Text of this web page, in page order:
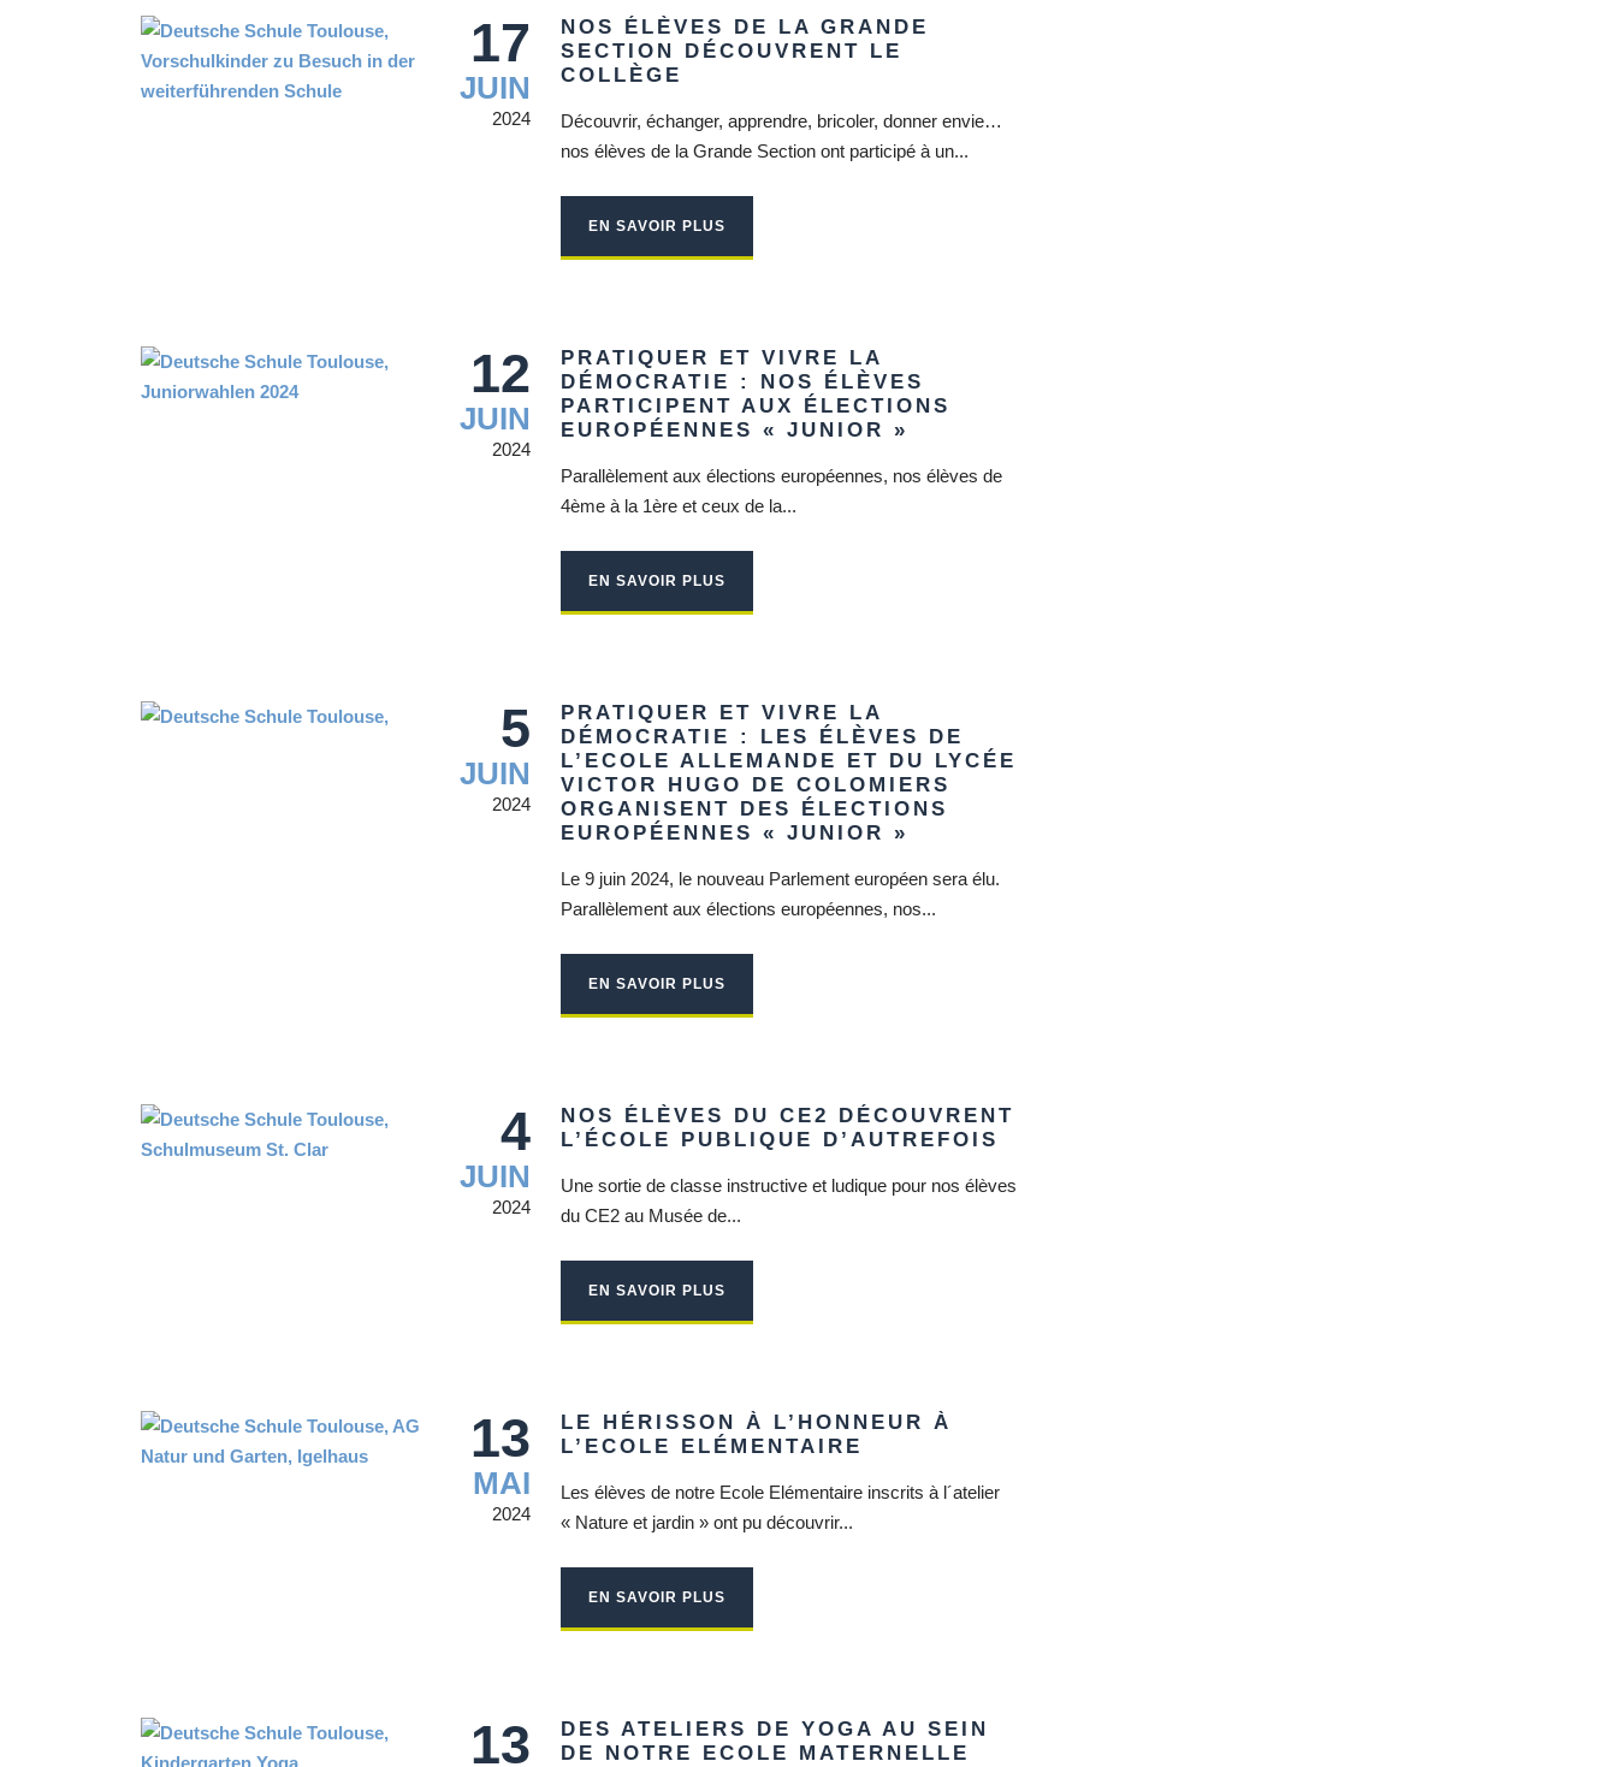
17
JUIN
2024
NOS ÉLÈVES DE LA GRANDE
SECTION DÉCOUVRENT LE
COLLÈGE
Découvrir, échanger, apprendre, bricoler, donner envie…
nos élèves de la Grande Section ont participé à un...
EN SAVOIR PLUS
12
JUIN
2024
PRATIQUER ET VIVRE LA
DÉMOCRATIE : NOS ÉLÈVES
PARTICIPENT AUX ÉLECTIONS
EUROPÉENNES « JUNIOR »
Parallèlement aux élections européennes, nos élèves de
4ème à la 1ère et ceux de la...
EN SAVOIR PLUS
5
JUIN
2024
PRATIQUER ET VIVRE LA
DÉMOCRATIE : LES ÉLÈVES DE
L’ECOLE ALLEMANDE ET DU LYCÉE
VICTOR HUGO DE COLOMIERS
ORGANISENT DES ÉLECTIONS
EUROPÉENNES « JUNIOR »
Le 9 juin 2024, le nouveau Parlement européen sera élu.
Parallèlement aux élections européennes, nos...
EN SAVOIR PLUS
4
JUIN
2024
NOS ÉLÈVES DU CE2 DÉCOUVRENT
L’ÉCOLE PUBLIQUE D’AUTREFOIS
Une sortie de classe instructive et ludique pour nos élèves
du CE2 au Musée de...
EN SAVOIR PLUS
13
MAI
2024
LE HÉRISSON À L’HONNEUR À
L’ECOLE ELÉMENTAIRE
Les élèves de notre Ecole Elémentaire inscrits à l´atelier
« Nature et jardin » ont pu découvrir...
EN SAVOIR PLUS
13
DES ATELIERS DE YOGA AU SEIN
DE NOTRE ECOLE MATERNELLE